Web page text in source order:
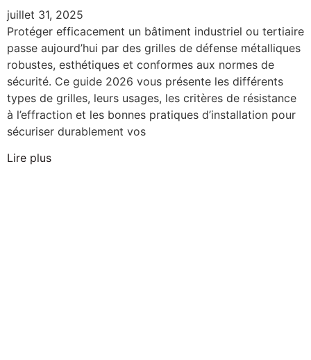
juillet 31, 2025
Protéger efficacement un bâtiment industriel ou tertiaire
passe aujourd’hui par des grilles de défense métalliques
robustes, esthétiques et conformes aux normes de
sécurité. Ce guide 2026 vous présente les différents
types de grilles, leurs usages, les critères de résistance
à l’effraction et les bonnes pratiques d’installation pour
sécuriser durablement vos
Lire plus